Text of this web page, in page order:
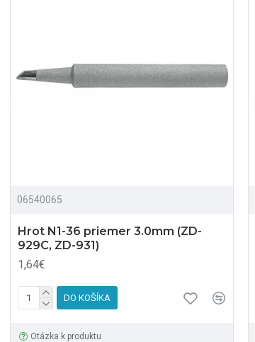
06540065
Hrot N1-36 priemer 3.0mm (ZD-
929C, ZD-931)
1,64€
DO KOŠÍKA
Otázka k produktu